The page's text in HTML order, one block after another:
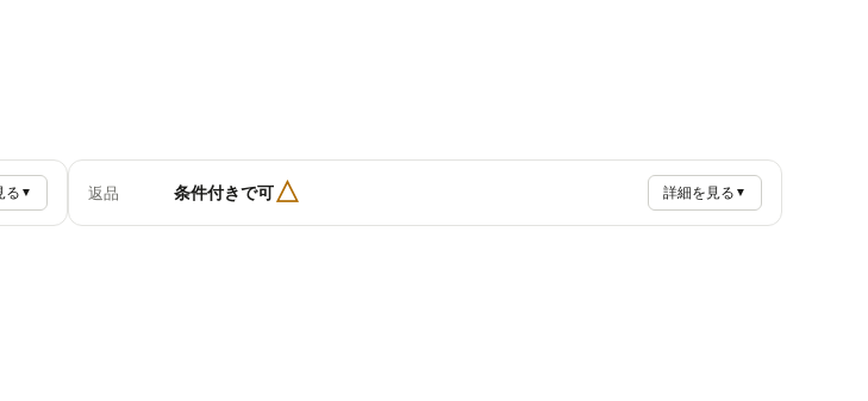
る ▼ 返品 条件付きで可△ 詳細を見る ▼